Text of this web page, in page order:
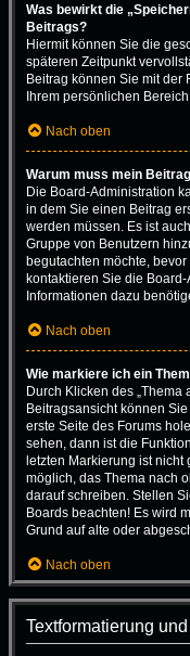
Was bewirkt die
Beitrags?
Hiermit können Sie die
späteren Zeitpunkt
Beitrag können Sie mit der
Ihrem persönlichen
Nach oben
Warum muss mein
Die Board-Administration
in dem Sie einen Beitrag
werden müssen. Es ist
Gruppe von Benutzern
begutachten möchte,
kontaktieren Sie die
Informationen dazu
Nach oben
Wie markiere ich ein
Durch Klicken des
Beitragsansicht können
erste Seite des Forums
sehen, dann ist die
letzten Markierung ist
möglich, das Thema nach
darauf schreiben. Stellen
Boards beachten! Es wird
Grund auf alte oder
Nach oben
Textformatierung